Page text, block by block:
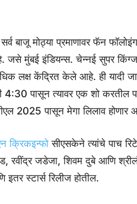
सर्व बाजू मोठ्या प्रमाणावर फॅन
जसे मुंबई इंडियन्स. चेन्नई सुपर
लक्ष केंद्रित केले आहे. ही यादी
4:30 पासून त्यावर एक शो करतील
2025 पासून मेगा लिलाव होणार
क्रिकइन्फोसीएसकेने त्यांचे पाच
रवींद्र जडेजा, शिवम दुबे आणि
इतर स्टार्स रिलीज होतील.